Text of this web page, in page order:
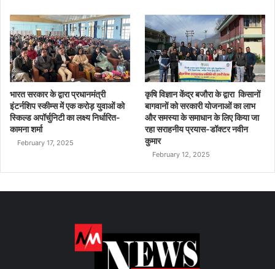
भारत सरकार के द्वारा प्रधानमंत्री
इंटर्नशिप स्कीम्स में एक करोड़ युवाओं को
स्किल्ड अपॉर्चुनिटी का लक्ष्य निर्धारित-
कामना शर्मा
February 17, 2025
कृषि विज्ञान केंद्र बजौरा के द्वारा किसानों
बागवानों को सरकारी योजनाओं का लाभ
और समस्या के समाधान के लिए किया जा
रहा सराहनीय प्रयास-डॉक्टर नवीन
कुमार
February 12, 2025